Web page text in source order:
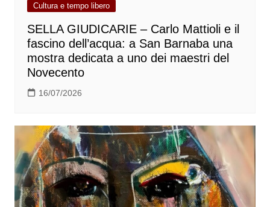
Cultura e tempo libero
SELLA GIUDICARIE – Carlo Mattioli e il
fascino dell’acqua: a San Barnaba una
mostra dedicata a uno dei maestri del
Novecento
16/07/2026